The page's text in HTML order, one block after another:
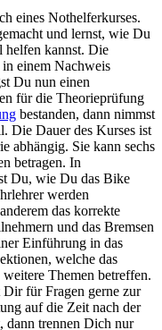
eines Nothelferkurses.
und lernst, wie Du
helfen kannst. Die
einem Nachweis
Du nun einen
für die Theorieprüfung
bestanden, dann nimmst
Die Dauer des Kurses ist
abhängig. Sie kann sechs
betragen. In
Du, wie Du das Bike
werden
das korrekte
und das Bremsen
Einführung in das
welche das
Themen betreffen.
für Fragen gerne zur
auf die Zeit nach der
dann trennen Dich nur